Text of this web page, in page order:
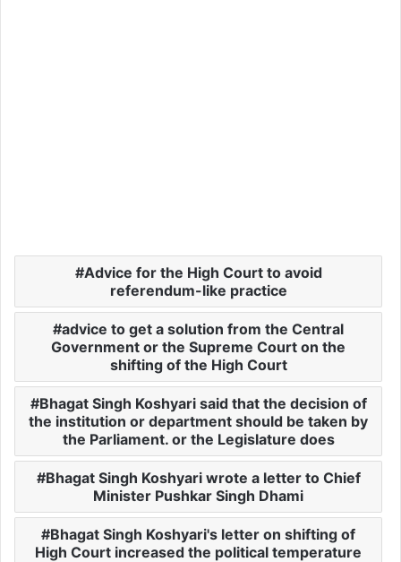
Advice for the High Court to avoid
referendum-like practice
advice to get a solution from the Central
Government or the Supreme Court on the
shifting of the High Court
Bhagat Singh Koshyari said that the decision of
the institution or department should be taken by
the Parliament. or the Legislature does
Bhagat Singh Koshyari wrote a letter to Chief
Minister Pushkar Singh Dhami
Bhagat Singh Koshyari's letter on shifting of
High Court increased the political temperature